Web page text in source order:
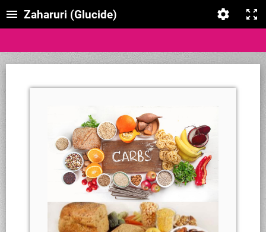
Zaharuri (Glucide)